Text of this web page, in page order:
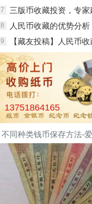
7 三版币收藏投资，专
8 人民币收藏的优势分析
9 【藏友投稿】人民币收
13751864165
不同种类钱币保存方法-